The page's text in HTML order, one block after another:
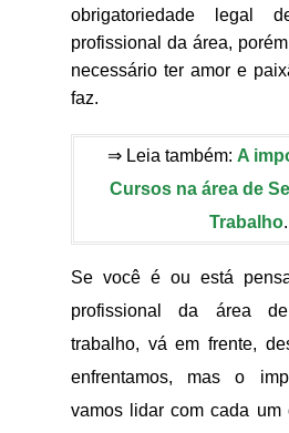
obrigatoriedade legal
profissional da área,
necessário ter amor e
faz.
⇒ Leia também: A
Cursos na área de
Trabalho.
Se você é ou está
profissional da área
trabalho, vá em frente,
enfrentamos, mas o
vamos lidar com cada